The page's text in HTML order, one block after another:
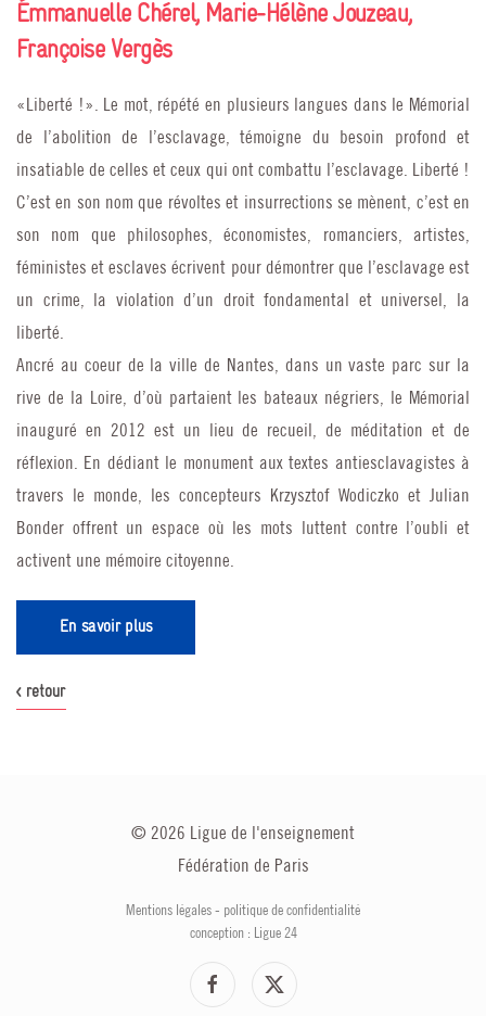
Émmanuelle Chérel, Marie-Hélène Jouzeau,
Françoise Vergès
«Liberté !». Le mot, répété en plusieurs langues dans le Mémorial
de l’abolition de l’esclavage, témoigne du besoin profond et
insatiable de celles et ceux qui ont combattu l’esclavage. Liberté !
C’est en son nom que révoltes et insurrections se mènent, c’est en
son nom que philosophes, économistes, romanciers, artistes,
féministes et esclaves écrivent pour démontrer que l’esclavage est
un crime, la violation d’un droit fondamental et universel, la
liberté.
Ancré au coeur de la ville de Nantes, dans un vaste parc sur la
rive de la Loire, d’où partaient les bateaux négriers, le Mémorial
inauguré en 2012 est un lieu de recueil, de méditation et de
réflexion. En dédiant le monument aux textes antiesclavagistes à
travers le monde, les concepteurs Krzysztof Wodiczko et Julian
Bonder offrent un espace où les mots luttent contre l’oubli et
activent une mémoire citoyenne.
En savoir plus
< retour
© 2026 Ligue de l'enseignement
Fédération de Paris
Mentions légales - politique de confidentialité
conception : Ligue 24